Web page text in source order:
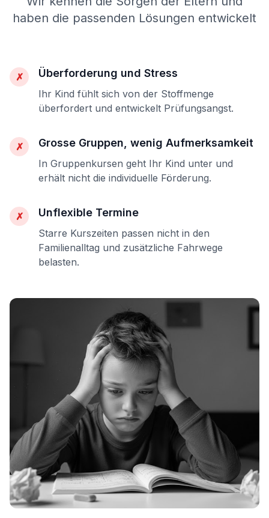
haben die passenden Lösungen entwickelt
✗ Überforderung und Stress
Ihr Kind fühlt sich von der Stoffmenge
überfordert und entwickelt Prüfungsangst.
✗ Grosse Gruppen, wenig Aufmerksamkeit
In Gruppenkursen geht Ihr Kind unter und
erhält nicht die individuelle Förderung.
✗ Unflexible Termine
Starre Kurszeiten passen nicht in den
Familienalltag und zusätzliche Fahrwege
belasten.